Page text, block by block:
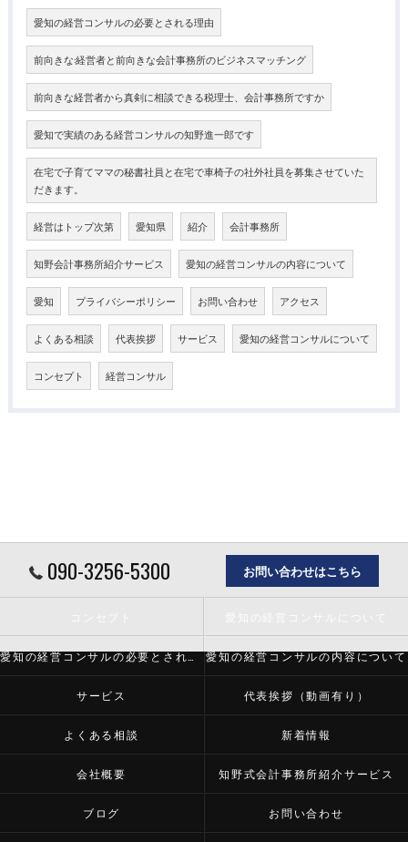
愛知の経営コンサルの必要とされる理由
前向きな:経営者と前向きな会計事務所のビジネスマッチング
前向きな経営者から真剣に相談できる税理士、会計事務所ですか
愛知で実績のある経営コンサルの知野進一郎です
在宅で子育てママの秘書社員と在宅で車椅子の社外社員を募集させていた
だきます。
経営はトップ次第 愛知県 紹介 会計事務所
知野会計事務所紹介サービス 愛知の経営コンサルの内容について
愛知 プライバシーポリシー お問い合わせ アクセス
よくある相談 代表挨拶 サービス 愛知の経営コンサルについて
コンセプト 経営コンサル
090-3256-5300 お問い合わせはこちら
愛知の経営コンサルの必要とされる理由 愛知の経営コンサルの内容について
サービス 代表挨拶（動画有り）
よくある相談 新着情報
会社概要 知野式会計事務所紹介サービス
ブログ お問い合わせ